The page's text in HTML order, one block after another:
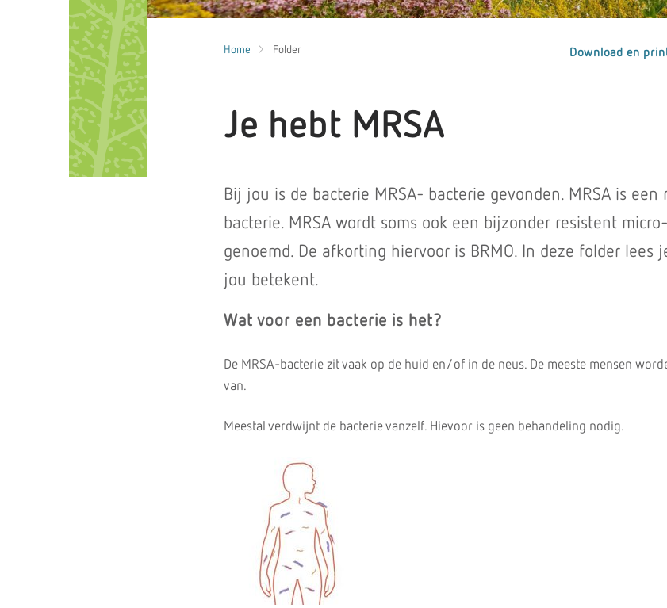
Home Folder Download en
Je hebt MRSA
Bij jou is de bacterie MRSA- bacterie gevonden. MRSA is een
bacterie. MRSA wordt soms ook een bijzonder resistent
genoemd. De afkorting hiervoor is BRMO. In deze folder lees
jou betekent.
Wat voor een bacterie is het?
De MRSA-bacterie zit vaak op de huid en/of in de neus. De meeste mensen
van.
Meestal verdwijnt de bacterie vanzelf. Hievoor is geen behandeling nodig.